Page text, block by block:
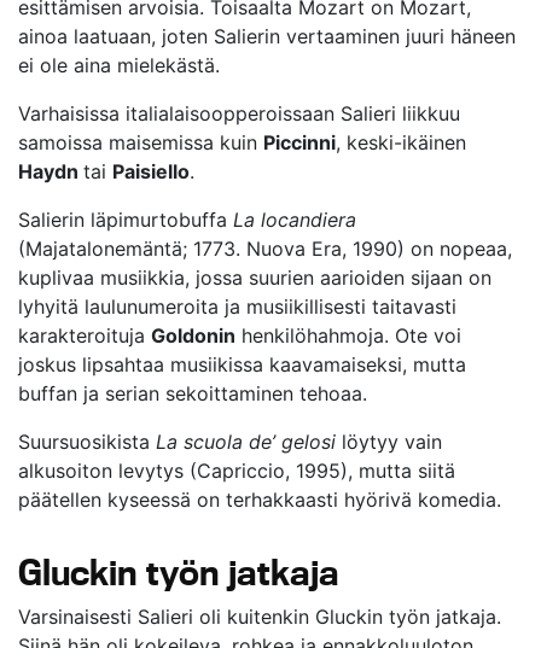
esittämisen arvoisia. Toisaalta Mozart on Mozart,
ainoa laatuaan, joten Salierin vertaaminen juuri häneen
ei ole aina mielekästä.
Varhaisissa italialaisoopperoissaan Salieri liikkuu
samoissa maisemissa kuin Piccinni, keski-ikäinen
Haydn tai Paisiello.
Salierin läpimurtobuffa La locandiera
(Majatalonemäntä; 1773. Nuova Era, 1990) on nopeaa,
kuplivaa musiikkia, jossa suurien aarioiden sijaan on
lyhyitä laulunumeroita ja musiikillisesti taitavasti
karakteroituja Goldonin henkilöhahmoja. Ote voi
joskus lipsahtaa musiikissa kaavamaiseksi, mutta
buffan ja serian sekoittaminen tehoaa.
Suursuosikista La scuola de’ gelosi löytyy vain
alkusoiton levytys (Capriccio, 1995), mutta siitä
päätellen kyseessä on terhakkaasti hyörivä komedia.
Gluckin työn jatkaja
Varsinaisesti Salieri oli kuitenkin Gluckin työn jatkaja.